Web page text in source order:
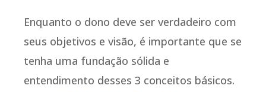
Enquanto o dono deve ser verdadeiro com
seus objetivos e visão, é importante que se
tenha uma fundação sólida e
entendimento desses 3 conceitos básicos.